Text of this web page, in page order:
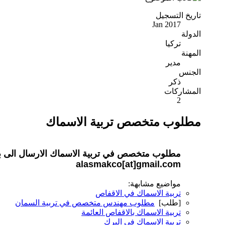
تاريخ التسجيل
Jan 2017
الدولة
تركيا
المهنة
مدير
الجنس
ذكر
المشاركات
2
مطلوب متخصص تربية الاسماك
مطلوب متخصص في تربية الاسماك الارسال الى
alasmakco[at]gmail.com
مواضيع مشابهة:
تربية الاسماك في الاقفاص
[طلب] مطلوب مهندس متخصص في تربية السمان
تربية الاسماك بالاقفاص العائمة
تربية الاسماك في البرك